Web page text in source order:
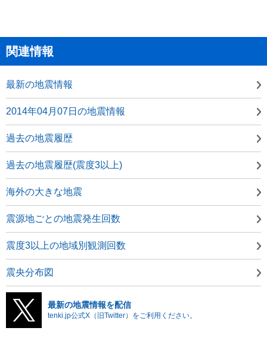
関連情報
最新の地震情報
2014年04月07日の地震情報
過去の地震履歴
過去の地震履歴(震度3以上)
海外の大きな地震
震源地ごとの地震発生回数
震度3以上の地域別観測回数
震央分布図
最新の地震情報を配信
tenki.jp公式X（旧Twitter）をご利用ください。